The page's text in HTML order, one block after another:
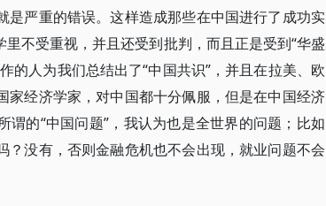
严重的错误。这样造成那些在中国进行了成功实
不受重视，并且还受到批判，而且正是受到“华盛
的人为我们总结出了“中国共识”，并且在拉美、欧
经济学家，对中国都十分佩服，但是在中国经济
的“中国问题”，我认为也是全世界的问题；比如
没有，否则金融危机也不会出现，就业问题不会